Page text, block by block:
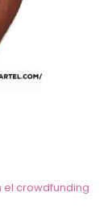
el crowdfunding